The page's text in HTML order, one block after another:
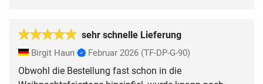
sehr schnelle Lieferung
Birgit Haun Februar 2026 (TF-DP-G-90)
Obwohl die Bestellung fast schon in die